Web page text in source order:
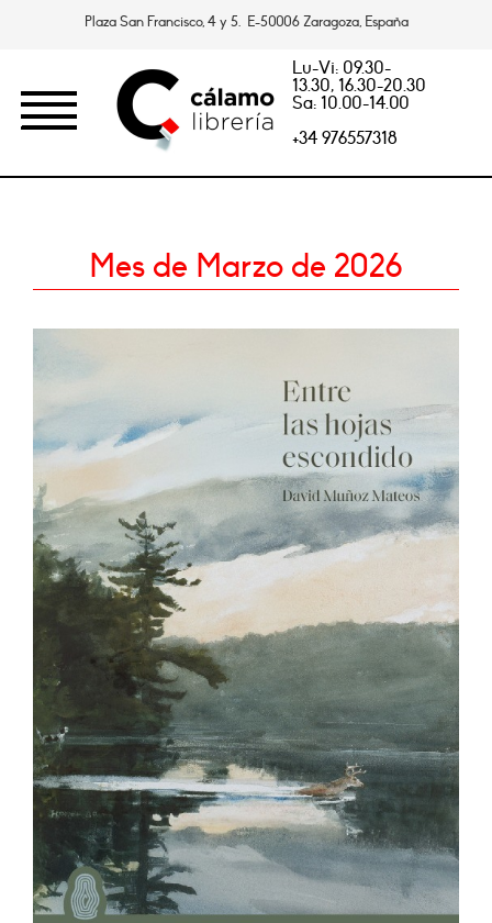
Plaza San Francisco, 4 y 5. E-50006 Zaragoza, España
Lu-Vi: 09.30-
13.30, 16.30-20.30
Sa: 10.00-14.00
+34 976557318
Mes de Marzo de 2026